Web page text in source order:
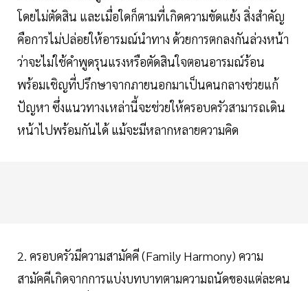
โดยไม่ตัดสิน และเมื่อใดก็ตามที่เกิดความขัดแย้ง สิ่งสำคัญ
คือการไม่ปล่อยให้อารมณ์นำทาง ด้วยการตกลงกันล่วงหน้า
ว่าจะไม่ใช้คำพูดรุนแรงหรือตัดสินใจตอนอารมณ์ร้อน
พร้อมเชิญที่ปรึกษาจากภายนอกมาเป็นคนกลางช่วยแก้
ปัญหา ซึ่งแนวทางเหล่านี้จะช่วยให้ครอบครัวสามารถเดิน
หน้าไปพร้อมกันได้ แม้จะมีหลากหลายความคิด
2. ครอบครัวมีความสามัคคี (Family Harmony) ความ
สามัคคีเกิดจากการแบ่งบทบาทตามความถนัดของแต่ละคน